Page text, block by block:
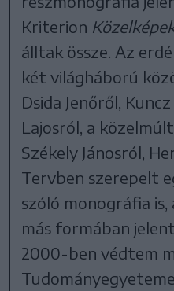
Kriterion
álltak össze. Az
két világháború
Dsida Jenőről,
Lajosról, a
Székely Jánosról,
Tervben szerepelt
szóló monográfia
más formában
2000-ben védtem